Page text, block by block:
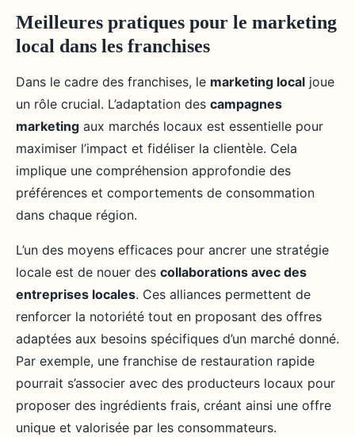
Meilleures pratiques pour le marketing
local dans les franchises
Dans le cadre des franchises, le marketing local joue
un rôle crucial. L’adaptation des campagnes
marketing aux marchés locaux est essentielle pour
maximiser l’impact et fidéliser la clientèle. Cela
implique une compréhension approfondie des
préférences et comportements de consommation
dans chaque région.
L’un des moyens efficaces pour ancrer une stratégie
locale est de nouer des collaborations avec des
entreprises locales. Ces alliances permettent de
renforcer la notoriété tout en proposant des offres
adaptées aux besoins spécifiques d’un marché donné.
Par exemple, une franchise de restauration rapide
pourrait s’associer avec des producteurs locaux pour
proposer des ingrédients frais, créant ainsi une offre
unique et valorisée par les consommateurs.